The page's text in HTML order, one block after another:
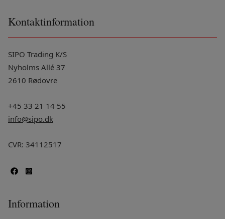
Kontaktinformation
SIPO Trading K/S
Nyholms Allé 37
2610 Rødovre
+45 33 21 14 55
info@sipo.dk
CVR: 34112517
Information